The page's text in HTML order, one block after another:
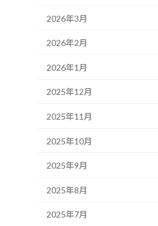
2026年3月
2026年2月
2026年1月
2025年12月
2025年11月
2025年10月
2025年9月
2025年8月
2025年7月